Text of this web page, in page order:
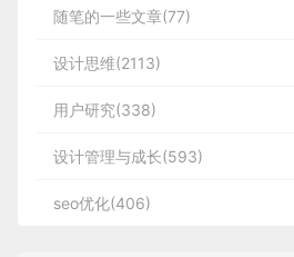
随笔的一些文章(77)
设计思维(2113)
用户研究(338)
设计管理与成长(593)
seo优化(406)